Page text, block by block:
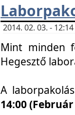
2014. 02. 03. -
Mint minden
Hegesztő
A
14:00